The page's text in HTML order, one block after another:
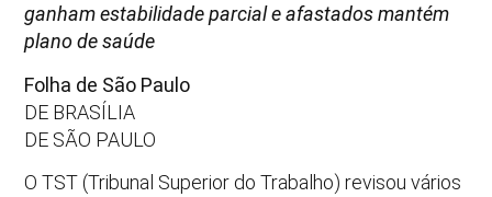
ganham estabilidade parcial e afastados mantém
plano de saúde
Folha de São Paulo
DE BRASÍLIA
DE SÃO PAULO
O TST (Tribunal Superior do Trabalho) revisou vários